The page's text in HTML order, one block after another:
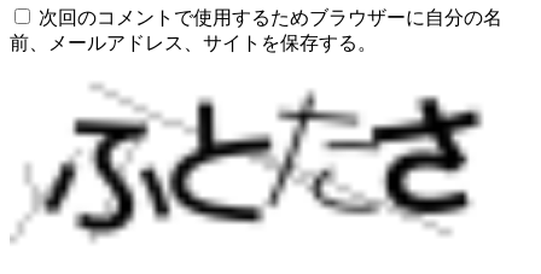
次回のコメントで使用するためブラウザーに自分の名
前、メールアドレス、サイトを保存する。